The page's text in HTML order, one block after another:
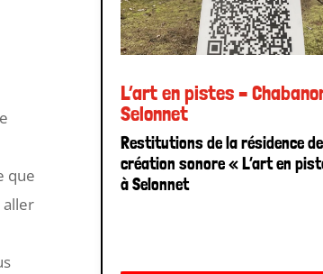
que
aller
L’art en pistes –
Selonnet
Restitutions de la résidence de
création sonore « L’art en
à Selonnet